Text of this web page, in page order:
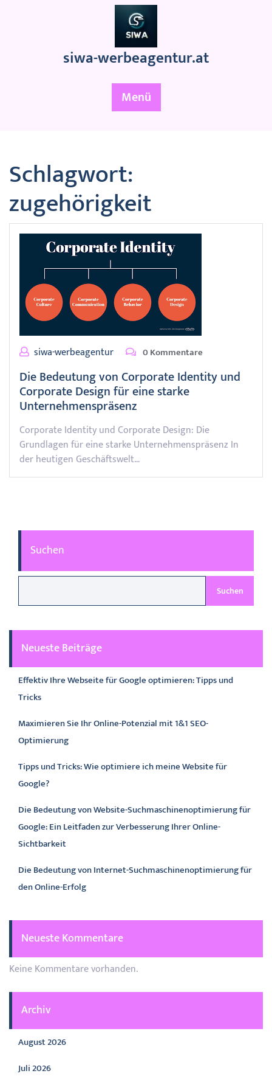
siwa-werbeagentur.at
Menü
Schlagwort:
zugehörigkeit
siwa-werbeagentur 0 Kommentare
Die Bedeutung von Corporate Identity und
Corporate Design für eine starke
Unternehmenspräsenz
Corporate Identity und Corporate Design: Die
Grundlagen für eine starke Unternehmenspräsenz In
der heutigen Geschäftswelt…
Suchen
Suchen
Neueste Beiträge
Effektiv Ihre Webseite für Google optimieren: Tipps und
Tricks
Maximieren Sie Ihr Online-Potenzial mit 1&1 SEO-
Optimierung
Tipps und Tricks: Wie optimiere ich meine Website für
Google?
Die Bedeutung von Website-Suchmaschinenoptimierung für
Google: Ein Leitfaden zur Verbesserung Ihrer Online-
Sichtbarkeit
Die Bedeutung von Internet-Suchmaschinenoptimierung für
den Online-Erfolg
Neueste Kommentare
Keine Kommentare vorhanden.
Archiv
August 2026
Juli 2026